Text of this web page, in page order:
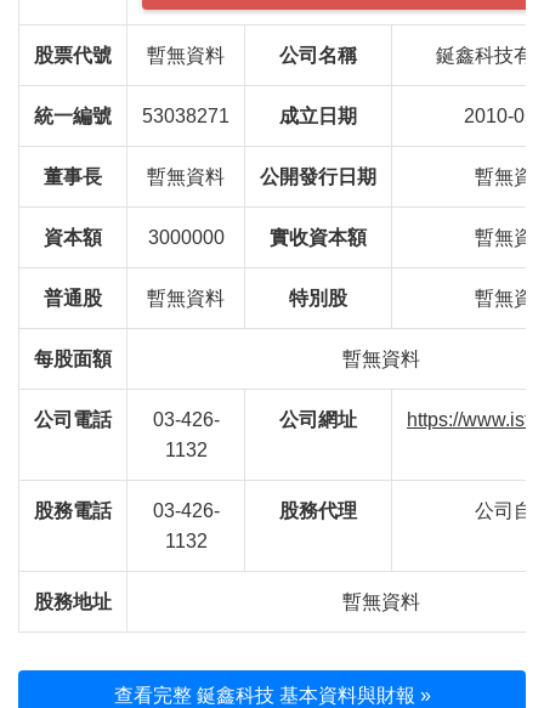
股票代號 暫無資料 公司名稱 鋋鑫科技有
統一編號 53038271 成立日期 2010-
董事長 暫無資料 公開發行日期 暫無資
資本額 3000000 實收資本額 暫無資
普通股 暫無資料 特別股 暫無資
每股面額 暫無資料
公司電話
03-426-
1132
公司網址 https://
股務電話
03-426-
1132
股務代理 公司自
股務地址 暫無資料
查看完整 鋋鑫科技 基本資料與財報 »